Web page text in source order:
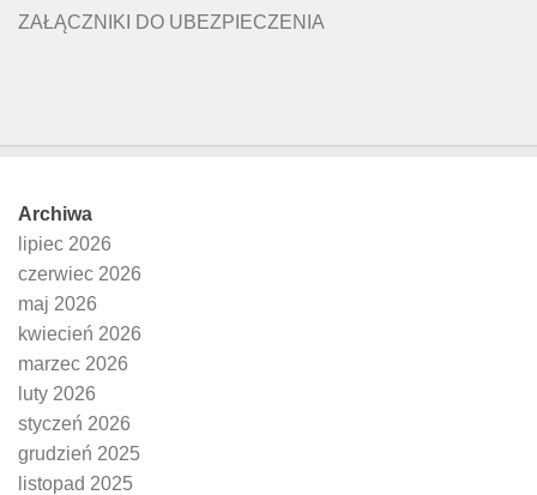
ZAŁĄCZNIKI DO UBEZPIECZENIA
Archiwa
lipiec 2026
czerwiec 2026
maj 2026
kwiecień 2026
marzec 2026
luty 2026
styczeń 2026
grudzień 2025
listopad 2025